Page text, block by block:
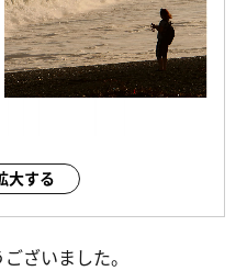
大する
ざいました。